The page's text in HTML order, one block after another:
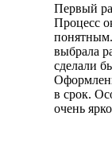
Первый
Процесс
понятным.
выбрала
сделали
в срок.
очень